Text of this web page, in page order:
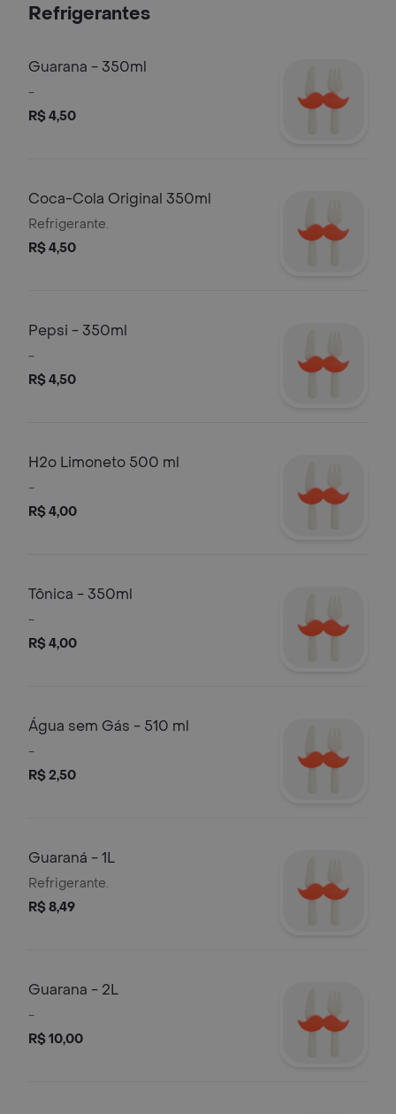
Refrigerantes
Guarana - 350ml
-
R$ 4,50
Coca-Cola Original 350ml
Refrigerante.
R$ 4,50
Pepsi - 350ml
-
R$ 4,50
H2o Limoneto 500 ml
-
R$ 4,00
Tônica - 350ml
-
R$ 4,00
Água sem Gás - 510 ml
-
R$ 2,50
Guaraná - 1L
Refrigerante.
R$ 8,49
Guarana - 2L
-
R$ 10,00